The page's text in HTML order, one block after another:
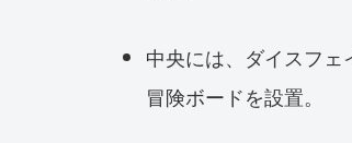
中央には、ダイスフ
冒険ボードを設置。